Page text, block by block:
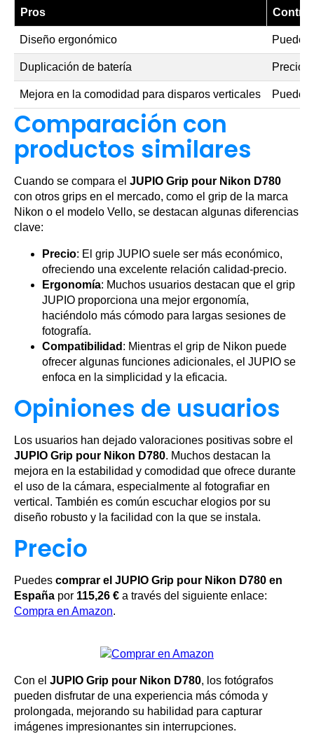
Pros
Diseño ergonómico Puede
Duplicación de batería Precio
Mejora en la comodidad para disparos verticales Puede
Comparación con
productos similares
Cuando se compara el JUPIO Grip pour Nikon D780
con otros grips en el mercado, como el grip de la marca
Nikon o el modelo Vello, se destacan algunas diferencias
clave:
Precio: El grip JUPIO suele ser más económico,
ofreciendo una excelente relación calidad-precio.
Ergonomía: Muchos usuarios destacan que el grip
JUPIO proporciona una mejor ergonomía,
haciéndolo más cómodo para largas sesiones de
fotografía.
Compatibilidad : Mientras el grip de Nikon puede
ofrecer algunas funciones adicionales, el JUPIO se
enfoca en la simplicidad y la eficacia.
Opiniones de usuarios
Los usuarios han dejado valoraciones positivas sobre el
JUPIO Grip pour Nikon D780. Muchos destacan la
mejora en la estabilidad y comodidad que ofrece durante
el uso de la cámara, especialmente al fotografiar en
vertical. También es común escuchar elogios por su
diseño robusto y la facilidad con la que se instala.
Precio
Puedes comprar el JUPIO Grip pour Nikon D780 en
España por 115,26 € a través del siguiente enlace:
Compra en Amazon.
Con el JUPIO Grip pour Nikon D780, los fotógrafos
pueden disfrutar de una experiencia más cómoda y
prolongada, mejorando su habilidad para capturar
imágenes impresionantes sin interrupciones.